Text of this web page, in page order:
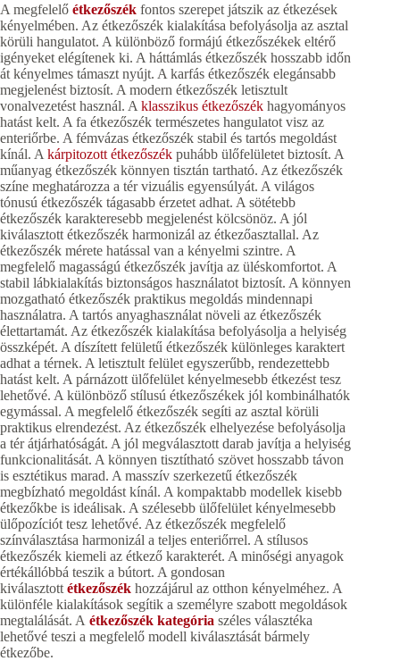
A megfelelő étkezőszék fontos szerepet játszik az étkezések
kényelmében. Az étkezőszék kialakítása befolyásolja az asztal
körüli hangulatot. A különböző formájú étkezőszékek eltérő
igényeket elégítenek ki. A háttámlás étkezőszék hosszabb időn
át kényelmes támaszt nyújt. A karfás étkezőszék elegánsabb
megjelenést biztosít. A modern étkezőszék letisztult
vonalvezetést használ. A klasszikus étkezőszék hagyományos
hatást kelt. A fa étkezőszék természetes hangulatot visz az
enteriőrbe. A fémvázas étkezőszék stabil és tartós megoldást
kínál. A kárpitozott étkezőszék puhább ülőfelületet biztosít. A
műanyag étkezőszék könnyen tisztán tartható. Az étkezőszék
színe meghatározza a tér vizuális egyensúlyát. A világos
tónusú étkezőszék tágasabb érzetet adhat. A sötétebb
étkezőszék karakteresebb megjelenést kölcsönöz. A jól
kiválasztott étkezőszék harmonizál az étkezőasztallal. Az
étkezőszék mérete hatással van a kényelmi szintre. A
megfelelő magasságú étkezőszék javítja az üléskomfortot. A
stabil lábkialakítás biztonságos használatot biztosít. A könnyen
mozgatható étkezőszék praktikus megoldás mindennapi
használatra. A tartós anyaghasználat növeli az étkezőszék
élettartamát. Az étkezőszék kialakítása befolyásolja a helyiség
összképét. A díszített felületű étkezőszék különleges karaktert
adhat a térnek. A letisztult felület egyszerűbb, rendezettebb
hatást kelt. A párnázott ülőfelület kényelmesebb étkezést tesz
lehetővé. A különböző stílusú étkezőszékek jól kombinálhatók
egymással. A megfelelő étkezőszék segíti az asztal körüli
praktikus elrendezést. Az étkezőszék elhelyezése befolyásolja
a tér átjárhatóságát. A jól megválasztott darab javítja a helyiség
funkcionalitását. A könnyen tisztítható szövet hosszabb távon
is esztétikus marad. A masszív szerkezetű étkezőszék
megbízható megoldást kínál. A kompaktabb modellek kisebb
étkezőkbe is ideálisak. A szélesebb ülőfelület kényelmesebb
ülőpozíciót tesz lehetővé. Az étkezőszék megfelelő
színválasztása harmonizál a teljes enteriőrrel. A stílusos
étkezőszék kiemeli az étkező karakterét. A minőségi anyagok
értékállóbbá teszik a bútort. A gondosan
kiválasztott étkezőszék hozzájárul az otthon kényelméhez. A
különféle kialakítások segítik a személyre szabott megoldások
megtalálását. A étkezőszék kategória széles választéka
lehetővé teszi a megfelelő modell kiválasztását bármely
étkezőbe.